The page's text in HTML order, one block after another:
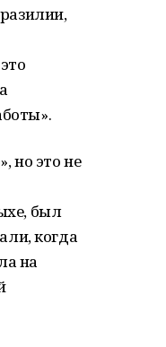
но это не
был
когда
на